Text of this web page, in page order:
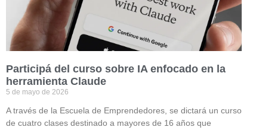
Participá del curso sobre IA enfocado en la
herramienta Claude
5 de mayo de 2026
A través de la Escuela de Emprendedores, se dictará un curso
de cuatro clases destinado a mayores de 16 años que